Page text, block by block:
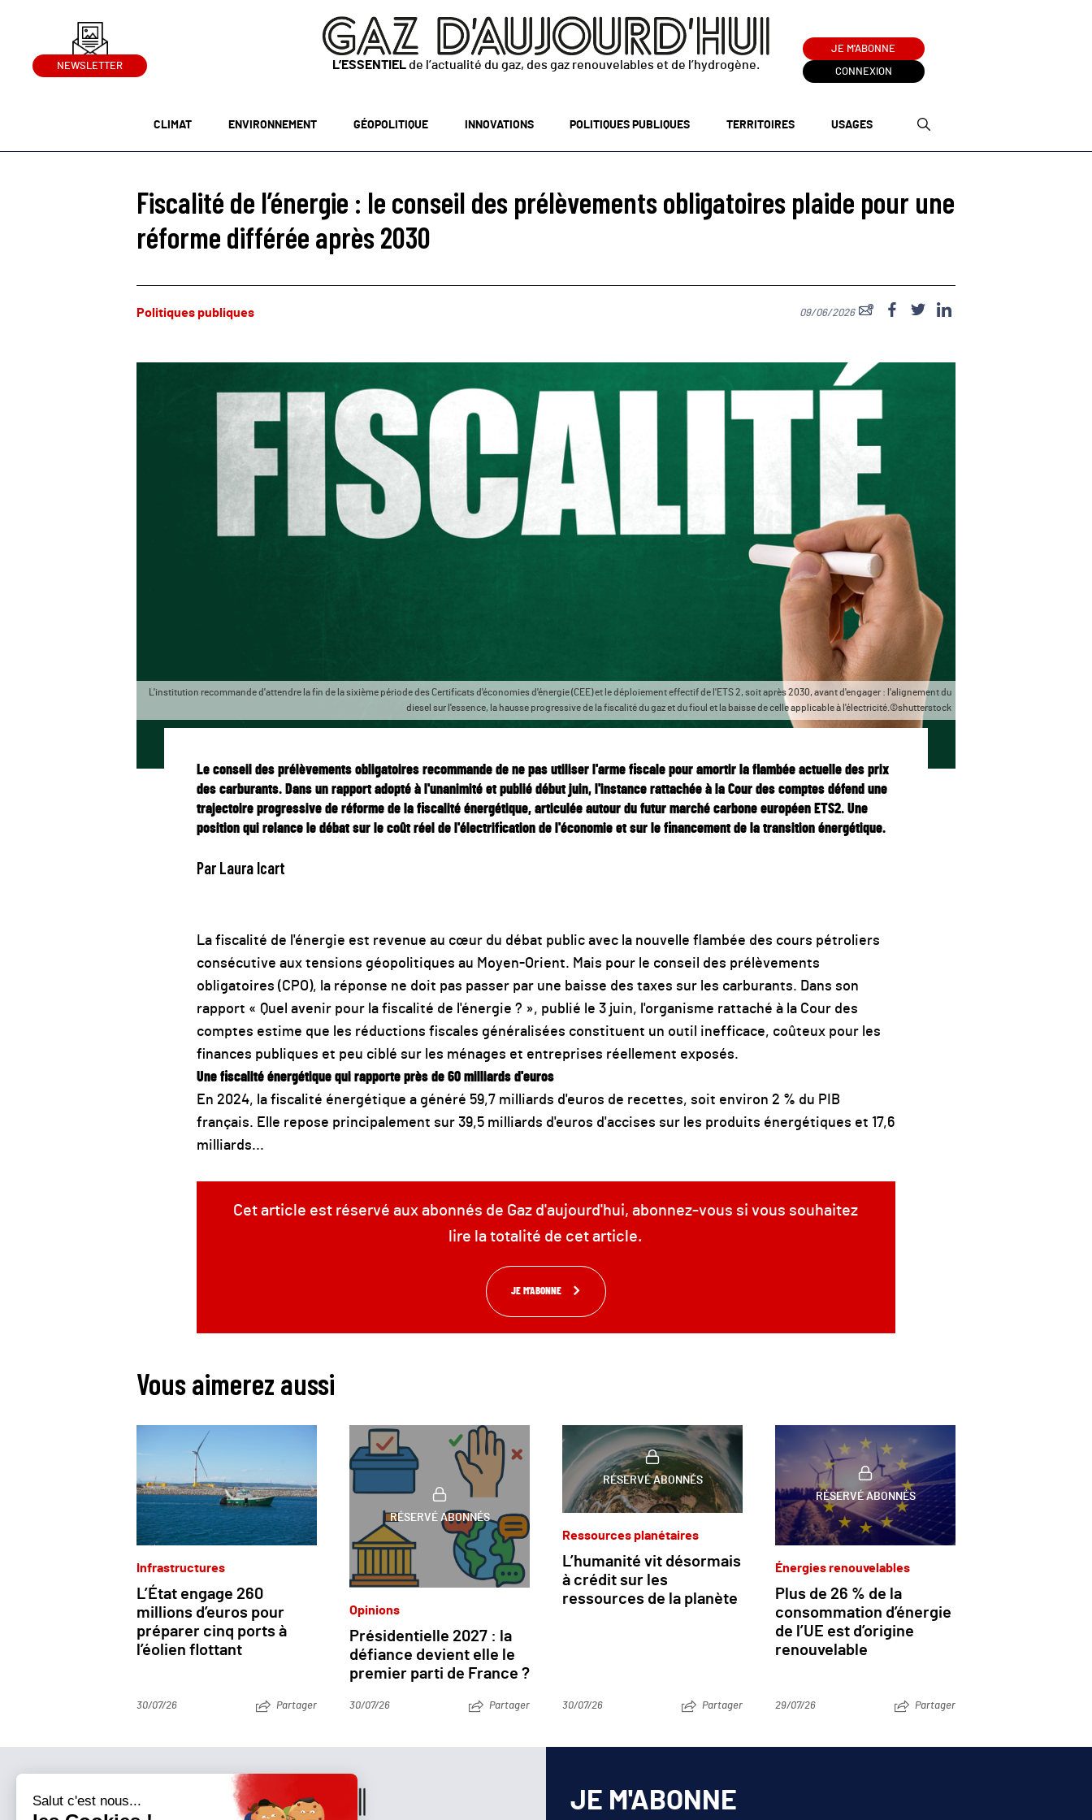
NEWSLETTER L’ESSENTIEL de l’actualité du gaz, des gaz renouvelables et de l’hydrogène.
JE M'ABONNE
CONNEXION
CLIMAT ENVIRONNEMENT GÉOPOLITIQUE INNOVATIONS POLITIQUES PUBLIQUES TERRITOIRES USAGES
Fiscalité de l’énergie : le conseil des prélèvements obligatoires plaide pour une
réforme différée après 2030
Politiques publiques 09/06/2026
L'institution recommande d'attendre la fin de la sixième période des Certificats d'économies d'énergie (CEE) et le déploiement effectif de l'ETS 2, soit après 2030, avant d'engager : l’alignement du
diesel sur l'essence, la hausse progressive de la fiscalité du gaz et du fioul et la baisse de celle applicable à l'électricité.©shutterstock
Le conseil des prélèvements obligatoires recommande de ne pas utiliser l'arme fiscale pour amortir la flambée actuelle des prix
des carburants. Dans un rapport adopté à l'unanimité et publié début juin, l'instance rattachée à la Cour des comptes défend une
trajectoire progressive de réforme de la fiscalité énergétique, articulée autour du futur marché carbone européen ETS2. Une
position qui relance le débat sur le coût réel de l'électrification de l'économie et sur le financement de la transition énergétique.
Par Laura Icart
La fiscalité de l'énergie est revenue au cœur du débat public avec la nouvelle flambée des cours pétroliers
consécutive aux tensions géopolitiques au Moyen-Orient. Mais pour le conseil des prélèvements
obligatoires (CPO), la réponse ne doit pas passer par une baisse des taxes sur les carburants. Dans son
rapport « Quel avenir pour la fiscalité de l'énergie ? », publié le 3 juin, l'organisme rattaché à la Cour des
comptes estime que les réductions fiscales généralisées constituent un outil inefficace, coûteux pour les
finances publiques et peu ciblé sur les ménages et entreprises réellement exposés.
Une fiscalité énergétique qui rapporte près de 60 milliards d'euros
En 2024, la fiscalité énergétique a généré 59,7 milliards d'euros de recettes, soit environ 2 % du PIB
français. Elle repose principalement sur 39,5 milliards d'euros d'accises sur les produits énergétiques et 17,6
milliards...
Cet article est réservé aux abonnés de Gaz d'aujourd'hui, abonnez-vous si vous souhaitez
lire la totalité de cet article.
JE M'ABONNE
Vous aimerez aussi
Infrastructures
L’État engage 260
millions d’euros pour
préparer cinq ports à
l’éolien flottant
30/07/26 Partager
RÉSERVÉ ABONNÉS
Opinions
Présidentielle 2027 : la
défiance devient elle le
premier parti de France ?
30/07/26 Partager
RÉSERVÉ ABONNÉS
Ressources planétaires
L’humanité vit désormais
à crédit sur les
ressources de la planète
30/07/26 Partager
RÉSERVÉ ABONNÉS
Énergies renouvelables
Plus de 26 % de la
consommation d’énergie
de l’UE est d’origine
renouvelable
29/07/26 Partager
JE M'ABONNE